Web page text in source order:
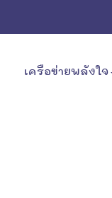
เครือข่ายพลังใจ